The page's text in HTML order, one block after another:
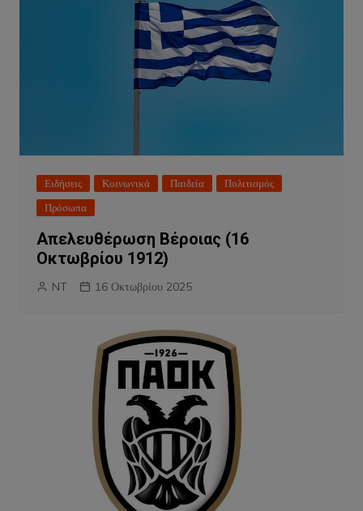
Ειδήσεις Κοινωνικά Παιδεία
Πολιτισμός
Πρόσωπα
Απελευθέρωση Βέροιας (16
Οκτωβρίου 1912)
NT 16 Οκτωβρίου 2025